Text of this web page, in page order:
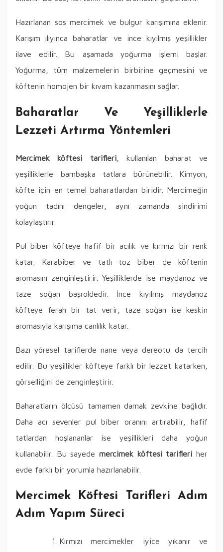
Hazırlanan sos mercimek ve bulgur karışımına eklenir.
Karışım ılıyınca baharatlar ve ince kıyılmış yeşillikler
ilave edilir. Bu aşamada yoğurma işlemi başlar.
Yoğurma, tüm malzemelerin birbirine geçmesini ve
köftenin homojen bir kıvam kazanmasını sağlar.
Baharatlar Ve Yeşilliklerle
Lezzeti Artırma Yöntemleri
Mercimek köftesi tarifleri, kullanılan baharat ve
yeşilliklerle bambaşka tatlara bürünebilir. Kimyon,
köfte için en temel baharatlardan biridir. Mercimeğin
yoğun tadını dengeler, aynı zamanda sindirimi
kolaylaştırır.
Pul biber köfteye hafif bir acılık ve kırmızı bir renk
katar. Karabiber ve tatlı toz biber de köftenin
aromasını zenginleştirir. Yeşilliklerde ise maydanoz ve
taze soğan başroldedir. İnce kıyılmış maydanoz
köfteye ferah bir tat verir, taze soğan ise keskin
aromasıyla karışıma canlılık katar.
Bazı yöresel tariflerde nane veya dereotu da tercih
edilir. Bu yeşillikler köfteye farklı bir lezzet katarken,
görselliğini de zenginleştirir.
Baharatların ölçüsü tamamen damak zevkine bağlıdır.
Daha acı sevenler pul biber oranını artırabilir, hafif
tatlardan hoşlananlar ise yeşillikleri daha yoğun
kullanabilir. Bu sayede mercimek köftesi tarifleri her
evde farklı bir yorumla hazırlanabilir.
Mercimek Köftesi Tarifleri Adım
Adım Yapım Süreci
Kırmızı mercimekler iyice yıkanır ve